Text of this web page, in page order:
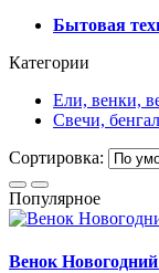
Бытовая
Категории
Ели, венки,
Свечи,
Сортировка:
Популярное
Венок